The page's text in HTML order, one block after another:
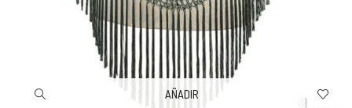
AÑADIR